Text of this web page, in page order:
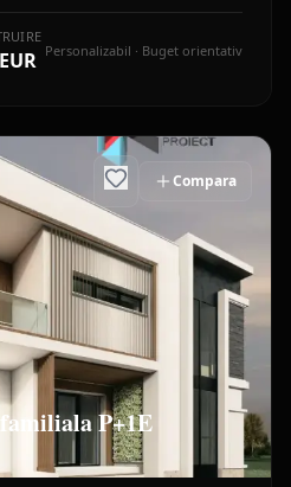
Personalizabil · Buget orientativ
Compara
P+1E